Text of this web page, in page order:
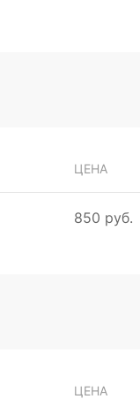
ЦЕНА
850 руб.
ЦЕНА